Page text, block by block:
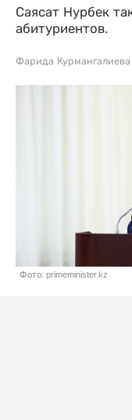
Саясат Нурбек
абитуриентов.
Фарида Курмангалиева
Фото: primeminister.kz